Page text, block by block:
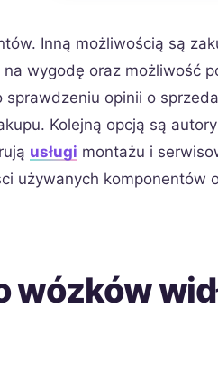
Inną możliwością są
wygodę oraz możliwość
opinii o
Kolejną opcją są
usługi montażu i
używanych komponentów
wózków